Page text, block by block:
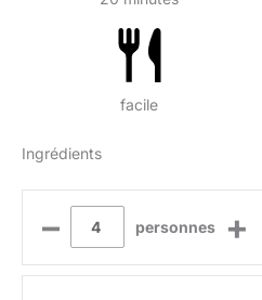
facile
Ingrédients
– personnes +